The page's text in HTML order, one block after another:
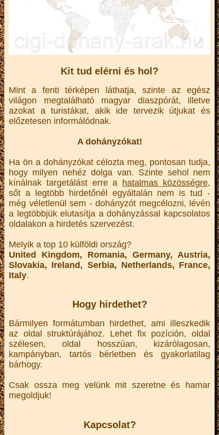
Kit tud elérni és hol?
Mint a fenti térképen láthatja, szinte az egész
világon megtalálható magyar diaszpórát, illetve
azokat a turistákat, akik ide tervezik útjukat és
előzetesen informálódnak.
A dohányzókat!
Ha ön a dohányzókat célozta meg, pontosan tudja,
hogy milyen nehéz dolga van. Szinte sehol nem
kínálnak targetálást erre a hatalmas közösségre,
sőt a legtöbb hirdetőnél egyáltalán nem is tud -
még véletlenül sem - dohányzót megcélozni, lévén
a legtöbbjük elutasítja a dohányzással kapcsolatos
oldalakon a hirdetés szervezést.
Melyik a top 10 külföldi ország?
United Kingdom, Romania, Germany, Austria,
Slovakia, Ireland, Serbia, Netherlands, France,
Italy.
Hogy hirdethet?
Bármilyen formátumban hirdethet, ami illeszkedik
az oldal struktúrájához. Lehet fix pozíción, oldal
szélesen, oldal hosszúan, kizárólagosan,
kampányban, tartós bérletben és gyakorlatilag
bárhogy.
Csak ossza meg velünk mit szeretne és hamar
megoldjuk!
Kapcsolat?